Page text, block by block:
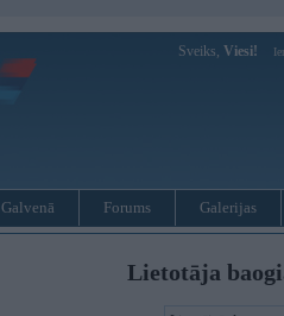
Sveiks, Viesi!
Galvenā Forums Galerijas
Lietotāja